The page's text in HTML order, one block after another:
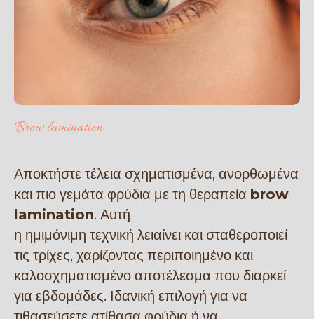
Brow lamination
Αποκτήστε τέλεια σχηματισμένα, ανορθωμένα
και πιο γεμάτα φρύδια με τη θεραπεία brow
lamination. Αυτή
η ημιμόνιμη τεχνική λειαίνει και σταθεροποιεί
τις τρίχες, χαρίζοντας περιποιημένο και
καλοσχηματισμένο αποτέλεσμα που διαρκεί
για εβδομάδες. Ιδανική επιλογή για να